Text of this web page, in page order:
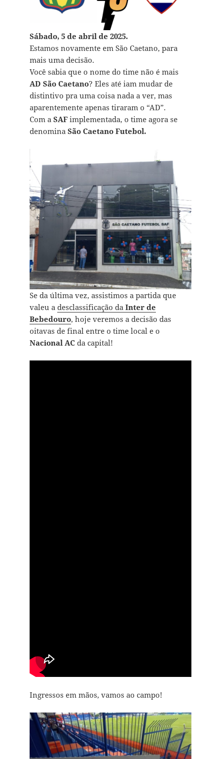
Sábado, 5 de abril de 2025.
Estamos novamente em São Caetano, para
mais uma decisão.
Você sabia que o nome do time não é mais
AD São Caetano? Eles até iam mudar de
distintivo pra uma coisa nada a ver, mas
aparentemente apenas tiraram o “AD”.
Com a SAFimplementada, o time agora se
denomina São Caetano Futebol.
Se da última vez, assistimos a partida que
valeu a desclassificação daInter de
Bebedouro, hoje veremos a decisão das
oitavas de final entre o time local e o
Nacional ACda capital!
Ingressos em mãos, vamos ao campo!